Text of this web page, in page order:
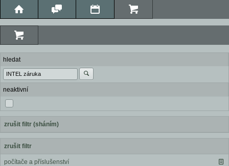
hledat
neaktivní
zrušit filtr (sháním)
zrušit filtr
počítače a příslušenství